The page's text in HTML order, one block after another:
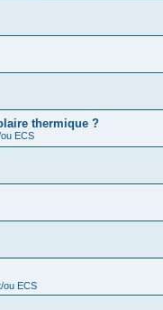
thermique ?
ECS
ou ECS